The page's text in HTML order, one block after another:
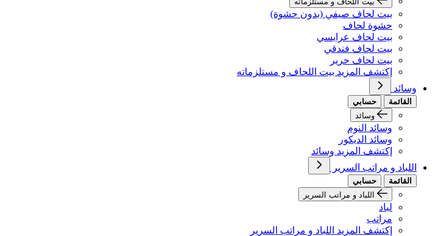
بيت لحاف صيفي (بدون حشوة)
حشوة لحاف
بيت لحاف عرايسي
بيت لحاف فندقي
بيت لحاف حرير
إكتشف المزيد بيت اللحاف و مستلزماته
وسائد
القائمة
حسابي
وسائد
وسائد النوم
وسائد الديكور
إكتشف المزيد وسائد
اللباد و مراتب السرير
القائمة
حسابي
اللباد و مراتب السرير
لباد
مراتب
إكتشف المزيد اللباد و مراتب السرير